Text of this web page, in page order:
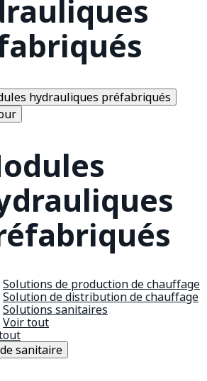
hydrauliques préfabriqués
Solutions de production de chauffage
Solution de distribution de chauffage
Solutions sanitaires
Voir tout
sanitaire